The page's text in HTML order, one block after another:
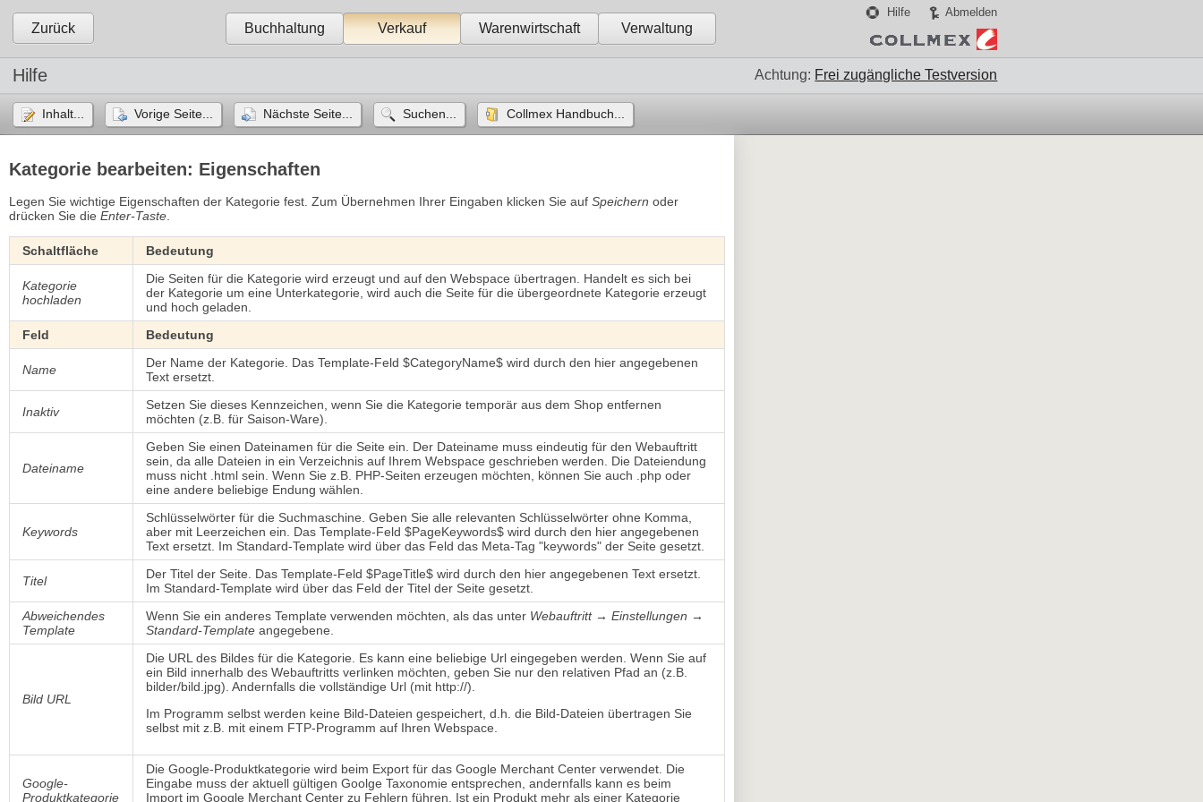
Zurück Buchhaltung Verkauf Warenwirtschaft Verwaltung
Hilfe Abmelden
Hilfe Achtung: Frei zugängliche Testversion
Inhalt... Vorige Seite... Nächste Seite... Suchen... Collmex Handbuch...
Kategorie bearbeiten: Eigenschaften
Legen Sie wichtige Eigenschaften der Kategorie fest. Zum Übernehmen Ihrer Eingaben klicken Sie auf Speichern oder
drücken Sie die Enter-Taste.
Schaltfläche Bedeutung
Kategorie
hochladen
Die Seiten für die Kategorie wird erzeugt und auf den Webspace übertragen. Handelt es sich bei
der Kategorie um eine Unterkategorie, wird auch die Seite für die übergeordnete Kategorie erzeugt
und hoch geladen.
Feld
Bedeutung
Name
Der Name der Kategorie. Das Template-Feld $CategoryName$ wird durch den hier angegebenen
Text ersetzt.
Inaktiv
Setzen Sie dieses Kennzeichen, wenn Sie die Kategorie temporär aus dem Shop entfernen
möchten (z.B. für Saison-Ware).
Dateiname
Geben Sie einen Dateinamen für die Seite ein. Der Dateiname muss eindeutig für den Webauftritt
sein, da alle Dateien in ein Verzeichnis auf Ihrem Webspace geschrieben werden. Die Dateiendung
muss nicht .html sein. Wenn Sie z.B. PHP-Seiten erzeugen möchten, können Sie auch .php oder
eine andere beliebige Endung wählen.
Keywords
Schlüsselwörter für die Suchmaschine. Geben Sie alle relevanten Schlüsselwörter ohne Komma,
aber mit Leerzeichen ein. Das Template-Feld $PageKeywords$ wird durch den hier angegebenen
Text ersetzt. Im Standard-Template wird über das Feld das Meta-Tag "keywords" der Seite gesetzt.
Titel
Der Titel der Seite. Das Template-Feld $PageTitle$ wird durch den hier angegebenen Text ersetzt.
Im Standard-Template wird über das Feld der Titel der Seite gesetzt.
Abweichendes
Template
Wenn Sie ein anderes Template verwenden möchten, als das unter Webauftritt → Einstellungen →
Standard-Template angegebene.
Bild URL
Die URL des Bildes für die Kategorie. Es kann eine beliebige Url eingegeben werden. Wenn Sie auf
ein Bild innerhalb des Webauftritts verlinken möchten, geben Sie nur den relativen Pfad an (z.B.
bilder/bild.jpg). Andernfalls die vollständige Url (mit http://).
Im Programm selbst werden keine Bild-Dateien gespeichert, d.h. die Bild-Dateien übertragen Sie
selbst mit z.B. mit einem FTP-Programm auf Ihren Webspace.
Google-
Produktkategorie
Die Google-Produktkategorie wird beim Export für das Google Merchant Center verwendet. Die
Eingabe muss der aktuell gültigen Goolge Taxonomie entsprechen, andernfalls kann es beim
Import im Google Merchant Center zu Fehlern führen. Ist ein Produkt mehr als einer Kategorie